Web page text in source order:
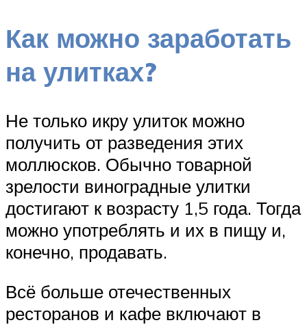
Как можно заработать
на улитках?
Не только икру улиток можно
получить от разведения этих
моллюсков. Обычно товарной
зрелости виноградные улитки
достигают к возрасту 1,5 года. Тогда
можно употреблять и их в пищу и,
конечно, продавать.
Всё больше отечественных
ресторанов и кафе включают в